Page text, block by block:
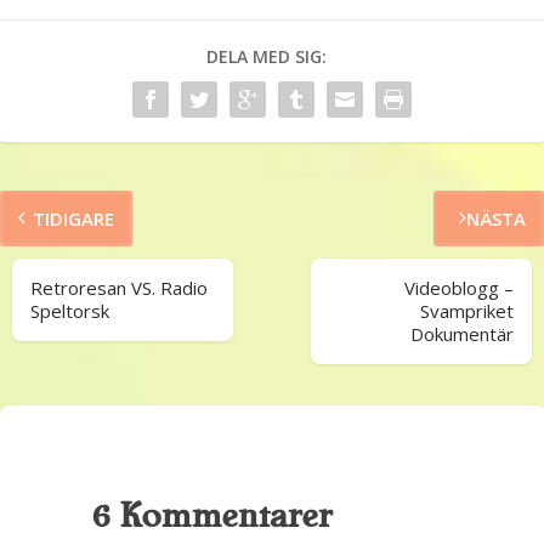
DELA MED SIG:
TIDIGARE
Retroresan VS. Radio
Speltorsk
NÄSTA
Videoblogg –
Svampriket
Dokumentär
6 Kommentarer